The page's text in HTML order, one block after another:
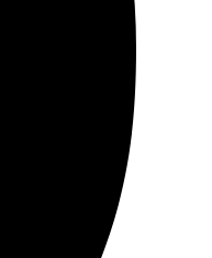
качество